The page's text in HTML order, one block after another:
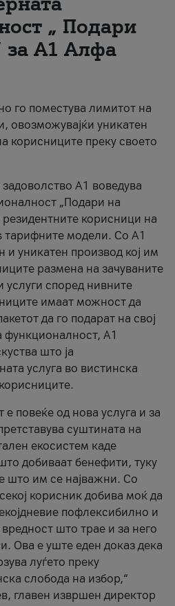
„ Подари
за А1 Алфа
го поместува лимитот на
овозможувајќи уникатен
корисниците преку своето
А1 воведува
„Подари на
резидентните корисници на
тарифните модели. Со A1
и уникатен производ кој им
размена на зачуваните
услуги според нивните
имаат можност да
да го подарат на свој
функционалност, А1
што ја
услуга во вистинска
повеќе од нова услуга и за
суштината на
екосистем каде
добиваат бенефити, туку
што им се најважни. Со
корисник добива моќ да
пофлексибилно и
што трае и за него
Ова е уште еден доказ дека
луѓето преку
слобода на избор,“
главен извршен директор